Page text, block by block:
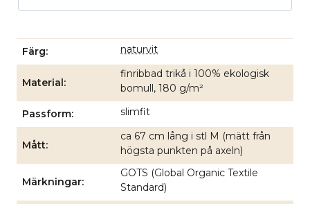
Färg naturvit
Material
finribbad trikå i 100% ekologisk
bomull, 180 g/m²
Passform slimfit
Mått
ca 67 cm lång i stl M (mätt från
högsta punkten på axeln)
Märkningar
GOTS (Global Organic Textile
Standard)